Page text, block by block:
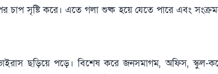
চাপ সৃষ্টি করে। এতে গলা শুষ্ক হয়ে যেতে পারে এবং
ছড়িয়ে পড়ে। বিশেষ করে জনসমাগম, অফিস, স্কুল-